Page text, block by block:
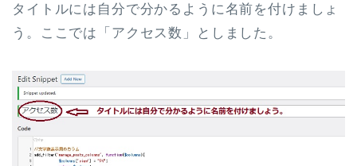
タイトルには自分で分かるように名前を付けましょ
う。ここでは「アクセス数」としました。